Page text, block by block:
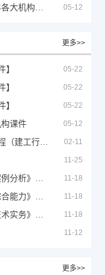
05-12
更多>>
05-22
05-22
05-22
课件 05-12
02-11
11-25
11-18
11-18
11-18
11-12
更多>>